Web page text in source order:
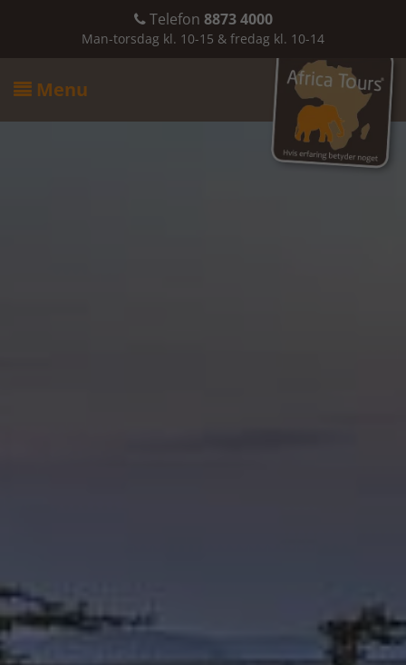
Telefon 8873 4000
Man-torsdag kl. 10-15 & fredag kl. 10-14
 Menu